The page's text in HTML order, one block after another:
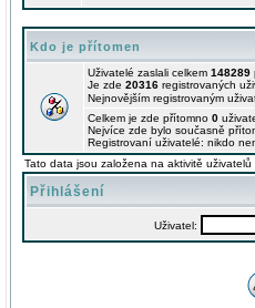
Kdo je přítomen
Uživatelé zaslali celkem 148289
Je zde 20316 registrovaných
Nejnovějším registrovaným
Celkem je zde přítomno 0
Nejvíce zde bylo současně
Registrovaní uživatelé: nikdo
Tato data jsou založena na aktivitě
Přihlášení
Uživatel: